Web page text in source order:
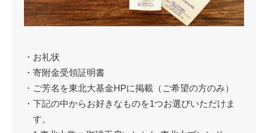
・お礼状
・寄附金受領証明書
・ご芳名を東北大基金HPに掲載（ご希望の方のみ）
・下記の中からお好きなものを1つお選びいただけま
す。